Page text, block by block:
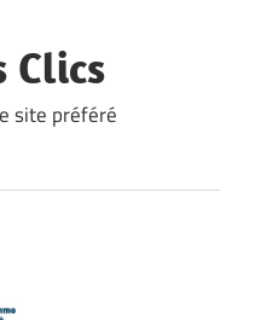
Clics
site préféré